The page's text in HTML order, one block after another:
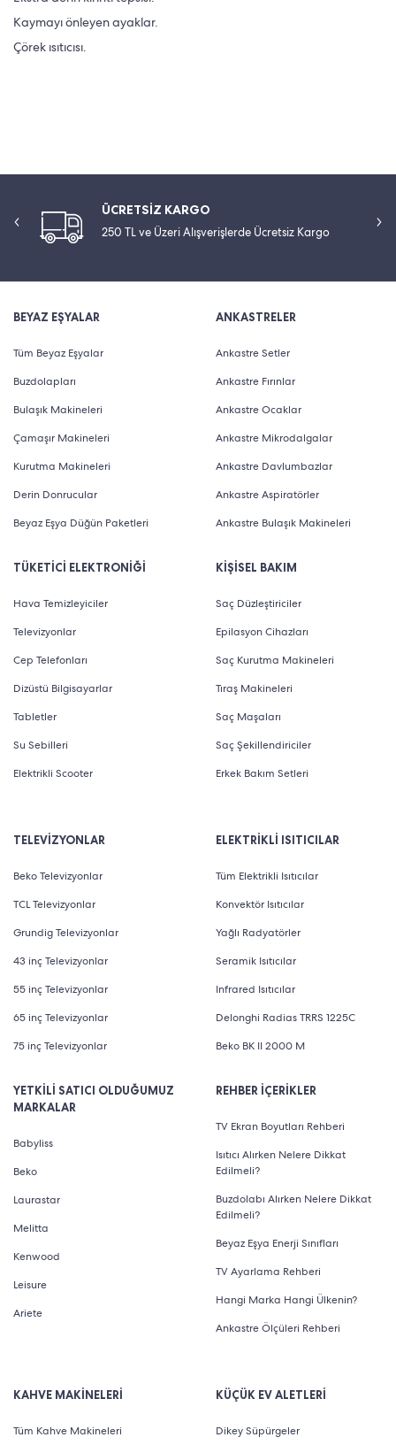
Kaymayı önleyen ayaklar.
Çörek ısıtıcısı.
ÜCRETSİZ KARGO
250 TL ve Üzeri Alışverişlerde Ücretsiz Kargo
BEYAZ EŞYALAR
Tüm Beyaz Eşyalar
Buzdolapları
Bulaşık Makineleri
Çamaşır Makineleri
Kurutma Makineleri
Derin Donrucular
Beyaz Eşya Düğün Paketleri
TÜKETİCİ ELEKTRONİĞİ
Hava Temizleyiciler
Televizyonlar
Cep Telefonları
Dizüstü Bilgisayarlar
Tabletler
Su Sebilleri
Elektrikli Scooter
ANKASTRELER
Ankastre Setler
Ankastre Fırınlar
Ankastre Ocaklar
Ankastre Mikrodalgalar
Ankastre Davlumbazlar
Ankastre Aspiratörler
Ankastre Bulaşık Makineleri
KİŞİSEL BAKIM
Saç Düzleştiriciler
Epilasyon Cihazları
Saç Kurutma Makineleri
Tıraş Makineleri
Saç Maşaları
Saç Şekillendiriciler
Erkek Bakım Setleri
TELEVİZYONLAR
Beko Televizyonlar
TCL Televizyonlar
Grundig Televizyonlar
43 inç Televizyonlar
55 inç Televizyonlar
65 inç Televizyonlar
75 inç Televizyonlar
YETKİLİ SATICI OLDUĞUMUZ
MARKALAR
Babyliss
Beko
Laurastar
Melitta
Kenwood
Leisure
Ariete
ELEKTRİKLİ ISITICILAR
Tüm Elektrikli Isıtıcılar
Konvektör Isıtıcılar
Yağlı Radyatörler
Seramik Isıtıcılar
Infrared Isıtıcılar
Delonghi Radias TRRS 1225C
Beko BK II 2000 M
REHBER İÇERİKLER
TV Ekran Boyutları Rehberi
Isıtıcı Alırken Nelere Dikkat
Edilmeli?
Buzdolabı Alırken Nelere Dikkat
Edilmeli?
Beyaz Eşya Enerji Sınıfları
TV Ayarlama Rehberi
Hangi Marka Hangi Ülkenin?
Ankastre Ölçüleri Rehberi
KAHVE MAKİNELERİ
Tüm Kahve Makineleri
KÜÇÜK EV ALETLERİ
Dikey Süpürgeler